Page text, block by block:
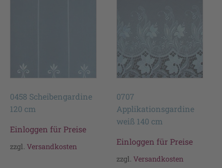
0458 Scheibengardine
120 cm
Einloggen für Preise
zzgl. Versandkosten
0707
Applikationsgardine
weiß 140 cm
Einloggen für Preise
zzgl.Versandkosten